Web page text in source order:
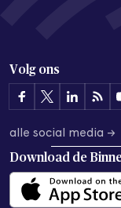
Volg ons
alle social media →
Download de